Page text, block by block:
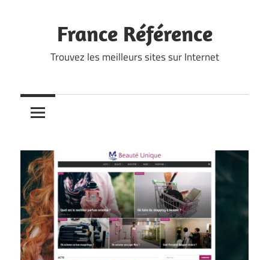
France Référence
Trouvez les meilleurs sites sur Internet